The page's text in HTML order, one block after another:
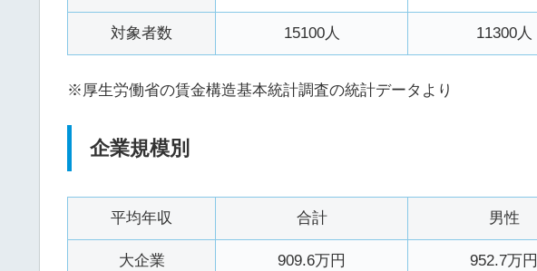
対象者数 15100人 11300人
※厚生労働省の賃金構造基本統計調査の統計データより
企業規模別
平均年収 合計 男性
大企業 909.6万円 952.7万円